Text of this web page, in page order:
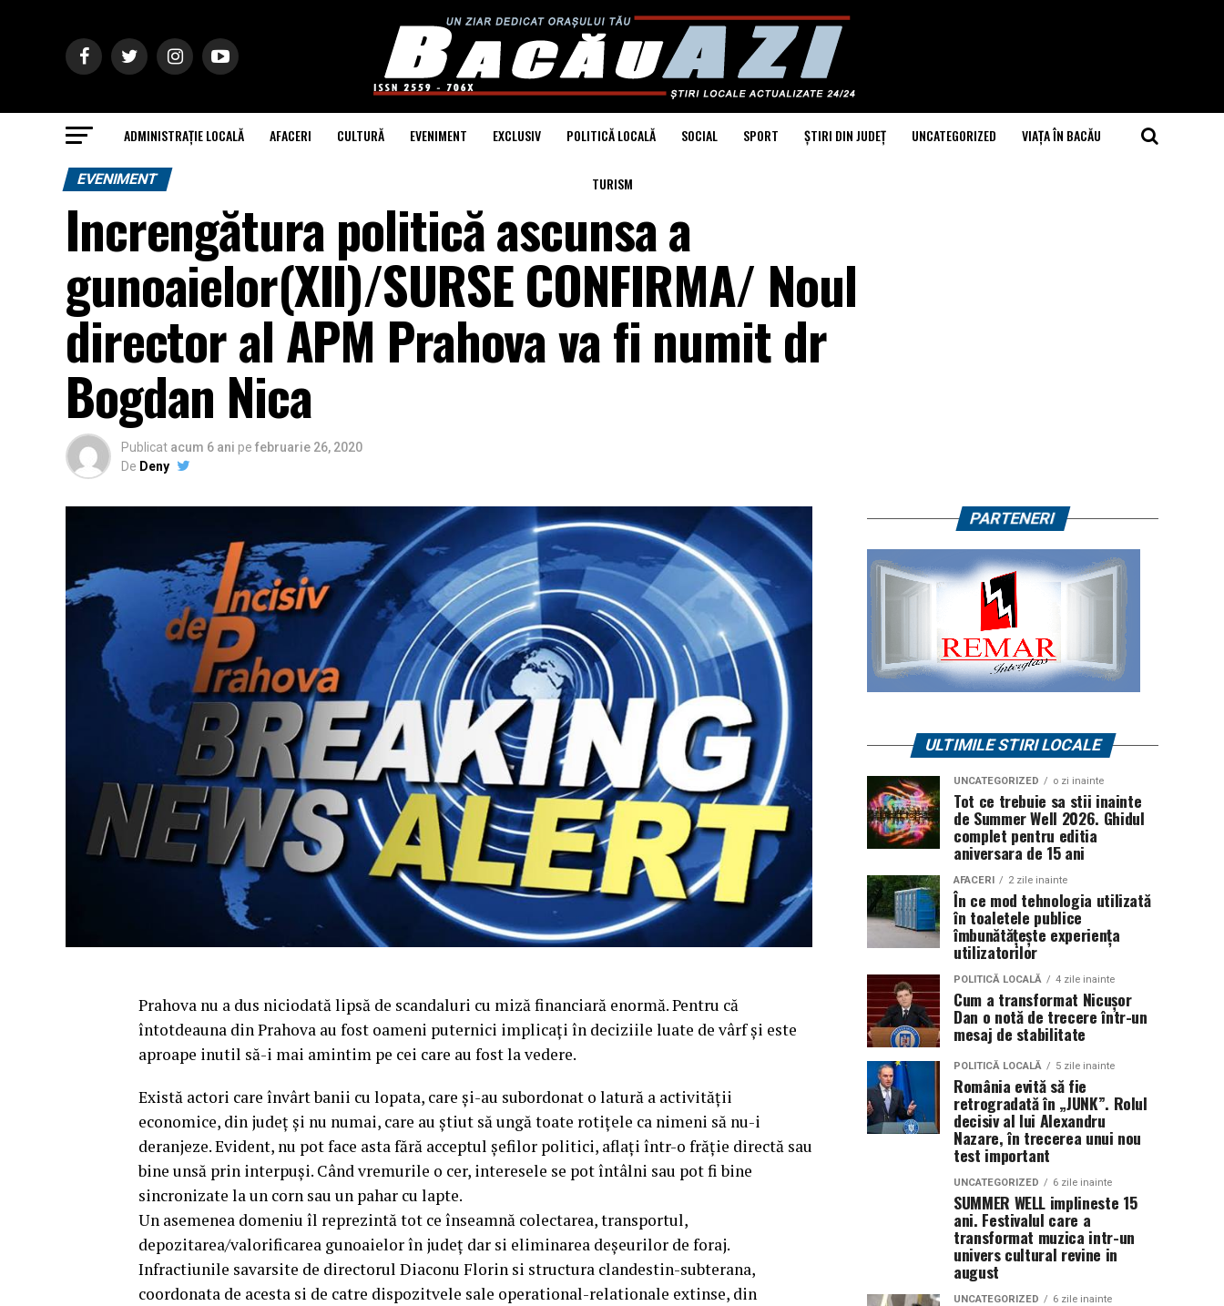
ADMINISTRAȚIE LOCALĂ AFACERI CULTURĂ EVENIMENT EXCLUSIV POLITICĂ LOCALĂ SOCIAL SPORT ȘTIRI DIN JUDEȚ UNCATEGORIZED VIAȚA ÎN BACĂU
TURISM
EVENIMENT
Increngătura politică ascunsa a
gunoaielor(XII)/SURSE CONFIRMA/ Noul
director al APM Prahova va fi numit dr
Bogdan Nica
Publicat acum 6 ani pe februarie 26, 2020
De Deny
Prahova nu a dus niciodată lipsă de scandaluri cu miză financiară enormă. Pentru că
întotdeauna din Prahova au fost oameni puternici implicați în deciziile luate de vârf și este
aproape inutil să-i mai amintim pe cei care au fost la vedere.
Există actori care învârt banii cu lopata, care și-au subordonat o latură a activității
economice, din județ și nu numai, care au știut să ungă toate rotițele ca nimeni să nu-i
deranjeze. Evident, nu pot face asta fără acceptul șefilor politici, aflați într-o frăție directă sau
bine unsă prin interpuși. Când vremurile o cer, interesele se pot întâlni sau pot fi bine
sincronizate la un corn sau un pahar cu lapte.
Un asemenea domeniu îl reprezintă tot ce înseamnă colectarea, transportul,
depozitarea/valorificarea gunoaielor în județ dar si eliminarea deşeurilor de foraj.
Infractiunile savarsite de directorul Diaconu Florin si structura clandestin-subterana,
coordonata de acesta si de catre dispozitvele sale operational-relationale extinse, din
PARTENERI
ULTIMILE STIRI LOCALE
UNCATEGORIZED o zi inainte
Tot ce trebuie sa stii inainte
de Summer Well 2026. Ghidul
complet pentru editia
aniversara de 15 ani
AFACERI 2 zile inainte
În ce mod tehnologia utilizată
în toaletele publice
îmbunătățește experiența
utilizatorilor
POLITICĂ LOCALĂ 4 zile inainte
Cum a transformat Nicușor
Dan o notă de trecere într-un
mesaj de stabilitate
POLITICĂ LOCALĂ 5 zile inainte
România evită să fie
retrogradată în „JUNK”. Rolul
decisiv al lui Alexandru
Nazare, în trecerea unui nou
test important
UNCATEGORIZED 6 zile inainte
SUMMER WELL implineste 15
ani. Festivalul care a
transformat muzica intr-un
univers cultural revine in
august
UNCATEGORIZED 6 zile inainte